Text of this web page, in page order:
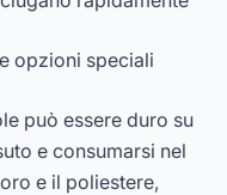
opzioni speciali
può essere duro su
e consumarsi nel
e il poliestere,